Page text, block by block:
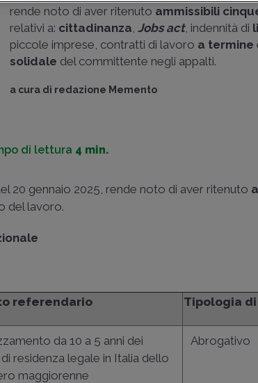
rende noto di aver ritenuto ammissibili
relativi a: cittadinanza,Jobs act, indennità di
piccole imprese, contratti di lavoro a termine
solidale del committente negli appalti.
a cura di redazione Memento
di lettura 4 min.
20 gennaio 2025, rende noto di aver ritenuto
del lavoro.
referendario Tipologia
da 10 a 5 anni dei
residenza legale in Italia dello
maggiorenne
Abrogativo